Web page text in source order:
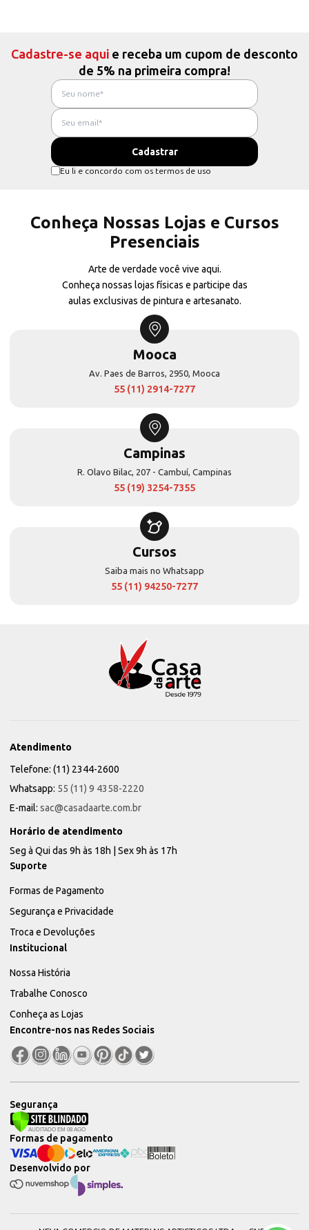
Cadastre-se aqui e receba um cupom de desconto
de 5% na primeira compra!
Eu li e concordo com os termos de uso
Conheça Nossas Lojas e Cursos
Presenciais
Arte de verdade você vive aqui.
Conheça nossas lojas físicas e participe das
aulas exclusivas de pintura e artesanato.
Mooca
Av. Paes de Barros, 2950, Mooca
55 (11) 2914-7277
Campinas
R. Olavo Bilac, 207 - Cambuí, Campinas
55 (19) 3254-7355
Cursos
Saiba mais no Whatsapp
55 (11) 94250-7277
Atendimento
Telefone: (11) 2344-2600
Whatsapp: 55 (11) 9 4358-2220
E-mail: sac@casadaarte.com.br
Horário de atendimento
Seg à Qui das 9h às 18h | Sex 9h às 17h
Suporte
Formas de Pagamento
Segurança e Privacidade
Troca e Devoluções
Institucional
Nossa História
Trabalhe Conosco
Conheça as Lojas
Encontre-nos nas Redes Sociais
Segurança
Desenvolvido por
Formas de pagamento